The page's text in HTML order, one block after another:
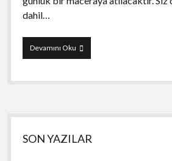
dahil…
Devamını Oku80
Days
Yan
Menü
SON YAZILAR